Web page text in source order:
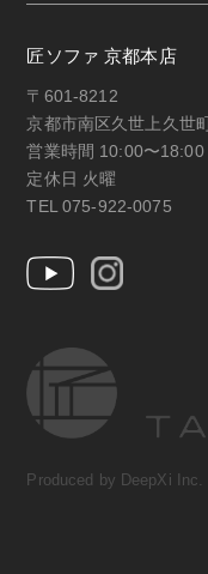
匠ソファ 京都本店
〒601-8212
京都市南区久世上久世
営業時間 10:00〜18:00
定休日 火曜
TEL 075-922-0075
Produced by DeepXi Inc.